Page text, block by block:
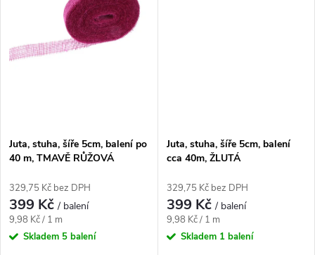
Juta, stuha, šíře 5cm, balení po
40 m, TMAVĚ RŮŽOVÁ
329,75 Kč bez DPH
399 Kč/ balení
Měrná
cena:
9,98 Kč / 1 m
Skladem 5 balení
Juta, stuha, šíře 5cm, balení
cca 40m, ŽLUTÁ
329,75 Kč bez DPH
399 Kč/ balení
Měrná
cena:
9,98 Kč / 1 m
Skladem 1 balení